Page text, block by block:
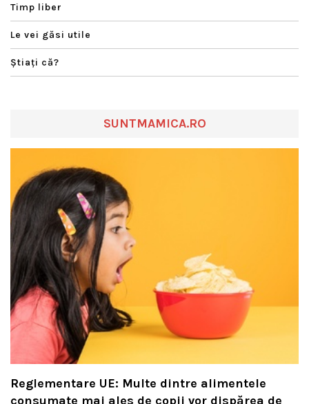
Timp liber
Le vei găsi utile
Ştiaţi că?
SUNTMAMICA.RO
Reglementare UE: Multe dintre alimentele
consumate mai ales de copii vor dispărea de